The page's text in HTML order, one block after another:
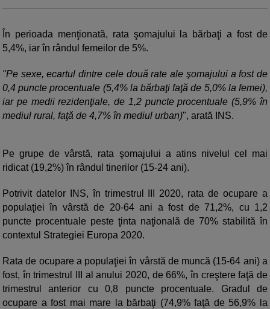
În perioada menţionată, rata şomajului la bărbaţi a fost de
5,4%, iar în rândul femeilor de 5%.
"Pe sexe, ecartul dintre cele două rate ale şomajului a fost de
0,4 puncte procentuale (5,4% la bărbaţi faţă de 5,0% la femei),
iar pe medii rezidenţiale, de 1,2 puncte procentuale (5,9% în
mediul rural, faţă de 4,7% în mediul urban)", arată INS.
Pe grupe de vârstă, rata şomajului a atins nivelul cel mai
ridicat (19,2%) în rândul tinerilor (15-24 ani).
Potrivit datelor INS, în trimestrul III 2020, rata de ocupare a
populaţiei în vârstă de 20-64 ani a fost de 71,2%, cu 1,2
puncte procentuale peste ţinta naţională de 70% stabilită în
contextul Strategiei Europa 2020.
Rata de ocupare a populaţiei în vârstă de muncă (15-64 ani) a
fost, în trimestrul III al anului 2020, de 66%, în creştere faţă de
trimestrul anterior cu 0,8 puncte procentuale. Gradul de
ocupare a fost mai mare la bărbaţi (74,9% faţă de 56,9% la